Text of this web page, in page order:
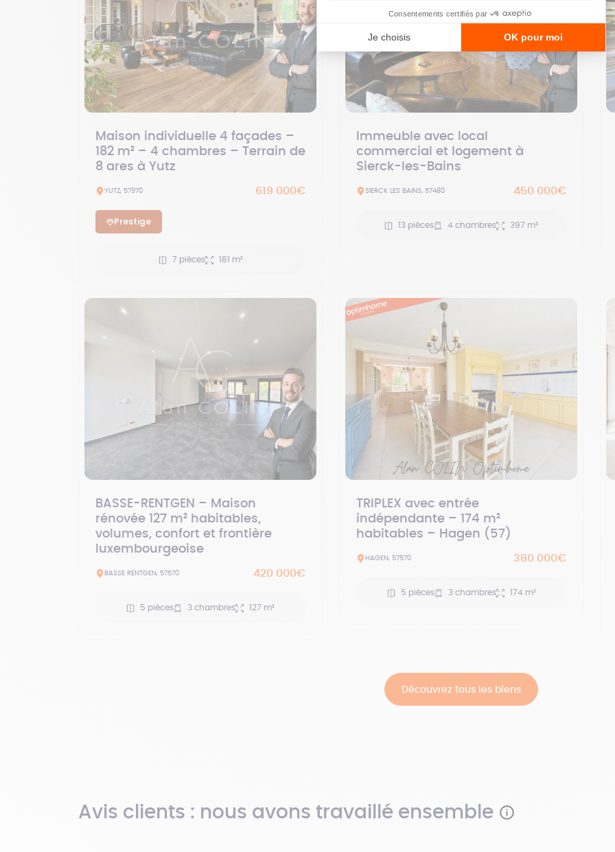
Maison individuelle 4 façades –
182 m² – 4 chambres – Terrain de
8 ares à Yutz
YUTZ, 57970 619 000€
Prestige
7 pièces 181 m²
Immeuble avec local
commercial et logement à
Sierck-les-Bains
SIERCK LES BAINS, 57480 450 000€
13 pièces 4 chambres 397 m²
BASSE-RENTGEN – Maison
rénovée 127 m² habitables,
volumes, confort et frontière
luxembourgeoise
BASSE RENTGEN, 57570 420 000€
5 pièces 3 chambres 127 m²
TRIPLEX avec entrée
indépendante – 174 m²
habitables – Hagen (57)
HAGEN, 57570 380 000€
5 pièces 3 chambres 174 m²
Découvrez tous les biens
Avis clients : nous avons travaillé ensemble